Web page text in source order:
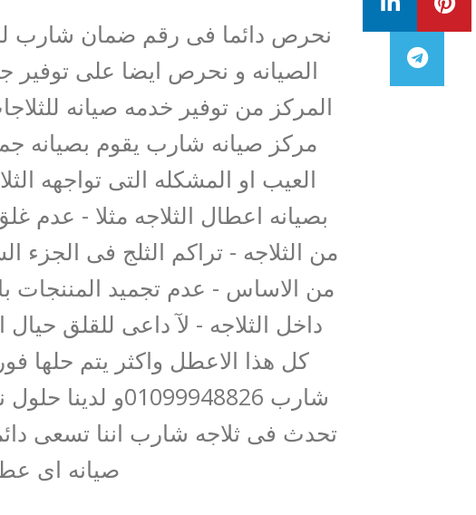
نحرص دائما فى رقم ضمان شارب
الصيانه و نحرص ايضا على توفير
المركز من توفير خدمه صيانه
مركز صيانه شارب يقوم بصيانه
العيب او المشكله التى تواجهه
بصيانه اعطال الثلاجه مثلا - عدم
من الثلاجه - تراكم الثلج فى الجزء
من الاساس - عدم تجميد المننجات
داخل الثلاجه - لآ داعى للقلق
كل هذا الاعطل واكثر يتم حلها
شارب
تحدث فى ثلاجه شارب اننا تسعى
صيانه اى